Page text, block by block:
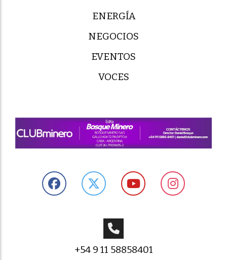
ENERGÍA
NEGOCIOS
EVENTOS
VOCES
+54 9 11 58858401